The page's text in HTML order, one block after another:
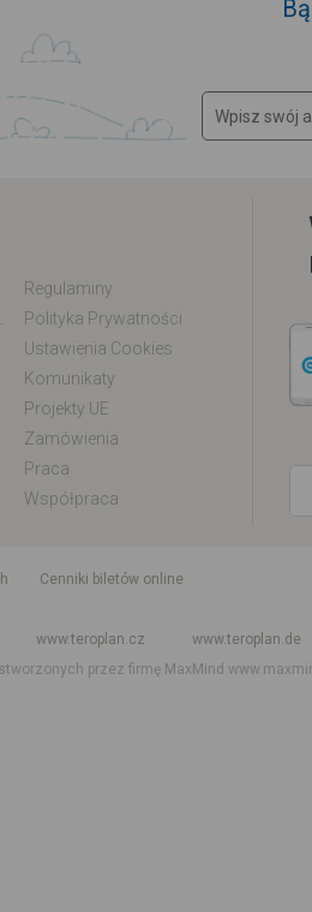
Regulaminy
Polityka Prywatności
Ustawienia Cookies
Komunikaty
Projekty UE
Zamówienia
Praca
Współpraca
Cenniki biletów online
www.teroplan.cz
www.teroplan.de
przez firmę MaxMind